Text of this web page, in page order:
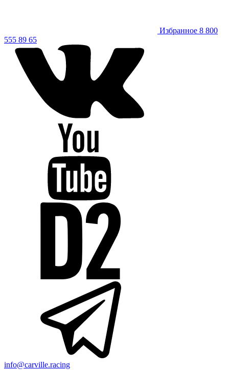
Избранное 8 800
555 89 65
info@carville.racing